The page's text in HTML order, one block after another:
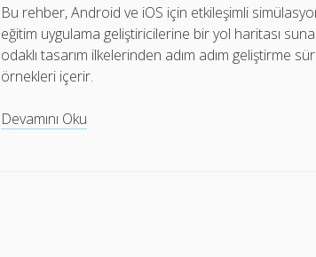
Bu rehber, Android ve iOS için etkileşimli
eğitim uygulama geliştiricilerine bir yol haritası
odaklı tasarım ilkelerinden adım adım geliştirme
örnekleri içerir.
Devamını Oku